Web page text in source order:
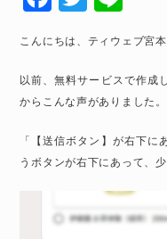
c
e
b
o
o
tt
er
e
こんにちは、ティウェブ宮本
以前、無料サービスで作成
からこんな声がありました。
「【送信ボタン】が右下に
うボタンが右下にあって、少